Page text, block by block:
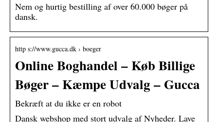
Nem og hurtig bestilling af over 60.000 bøger på
dansk.
http s://www.gucca.dk › boeger
Online Boghandel – Køb Billige
Bøger – Kæmpe Udvalg – Gucca
Bekræft at du ikke er en robot
Dansk webshop med stort udvalg af Nyheder. Lave